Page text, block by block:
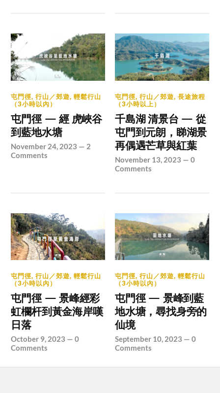
屯門徑,行山／郊遊,輕鬆行山
（3小時以內）
屯門徑 — 經 虎峽谷
到藍地水塘
November 24, 2023 — 2
Comments
屯門徑,行山／郊遊,長途旅程
（3小時以上）
千島湖 清景台 — 從
屯門到元朗，睇湖景
再偶遇芒草與紅葉
November 13, 2023 —0
Comments
屯門徑,行山／郊遊,輕鬆行山
（3小時以內）
屯門徑 — 景峰經彩
虹欄杆到黃金海岸嘆
日落
October 9, 2023 —0
Comments
屯門徑,行山／郊遊,輕鬆行山
（3小時以內）
屯門徑 — 景峰到藍
地水塘，尋找身旁的
仙境
September 10, 2023 —0
Comments